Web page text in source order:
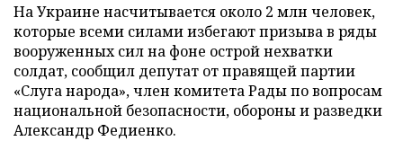
На Украине насчитывается около 2 млн человек,
которые всеми силами избегают призыва в ряды
вооруженных сил на фоне острой нехватки
солдат, сообщил депутат от правящей партии
«Слуга народа», член комитета Рады по вопросам
национальной безопасности, обороны и разведки
Александр Федиенко.